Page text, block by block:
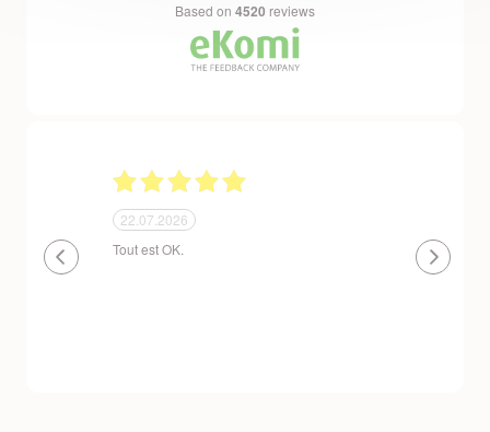
based on 4520 reviews
24.06.2026
plantes de qualité très bien emballées et
Un site que
réserve. La
livraison